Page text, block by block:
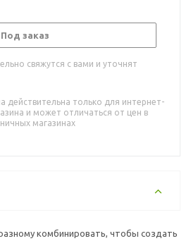
Под заказ
свяжутся с вами и уточнят
действительна только для интернет-
и может отличаться от цен в
магазинах
комбинировать, чтобы создать